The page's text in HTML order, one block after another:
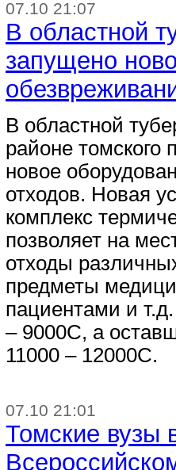
07.10 21:07
В областной
запущено
В областной
районе томского
новое
отходов. Новая
комплекс
позволяет на
отходы
предметы
пациентами и
– 9000С, а
11000 – 12000С.
07.10 21:01
Томские вузы